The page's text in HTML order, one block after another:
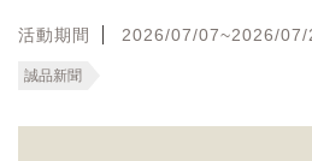
活動期間 2026/07/07~2026/07/
誠品新聞